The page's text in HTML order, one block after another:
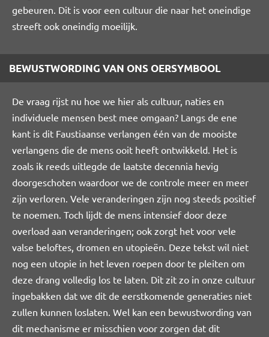
gebeuren. Dit is voor een cultuur die naar het oneindige
streeft ook oneindig moeilijk.
BEWUSTWORDING VAN ONS OERSYMBOOL
De vraag rijst nu hoe we hier als cultuur, naties en
individuele mensen best mee omgaan? Langs de ene
kant is dit Faustiaanse verlangen één van de mooiste
verlangens die de mens ooit heeft ontwikkeld. Het is
zoals ik reeds uitlegde de laatste decennia hevig
doorgeschoten waardoor we de controle meer en meer
zijn verloren. Vele veranderingen zijn nog steeds positief
te noemen. Toch lijdt de mens intensief door deze
overload aan veranderingen; ook zorgt het voor vele
valse beloftes, dromen en utopieën. Deze tekst wil niet
nog een utopie in het leven roepen door te pleiten om
deze drang volledig los te laten. Dit zit zo in onze cultuur
ingebakken dat we dit de eerstkomende generaties niet
zullen kunnen loslaten. Wel kan een bewustwording van
dit mechanisme er misschien voor zorgen dat dit